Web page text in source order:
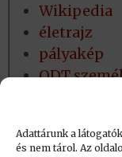
Adattárunk a
és nem tárol. Az
Wikipedia
életrajz
pályakép
ODT
nekrológ